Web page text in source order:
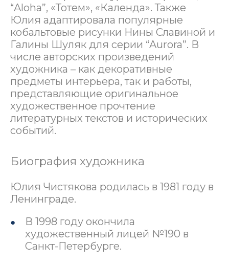
“Aloha”, «Тотем», «Календа». Также
Юлия адаптировала популярные
кобальтовые рисунки Нины Славиной и
Галины Шуляк для серии “Aurora”. В
числе авторских произведений
художника – как декоративные
предметы интерьера, так и работы,
представляющие оригинальное
художественное прочтение
литературных текстов и исторических
событий.
Биография художника
Юлия Чистякова родилась в 1981 году в
Ленинграде.
В 1998 году окончила
художественный лицей №190 в
Санкт-Петербурге.